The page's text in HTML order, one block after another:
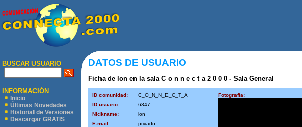
BUSCAR USUARIO
INFORMACIÓN
Inicio
Últimas Novedades
Historial de Versiones
Descargar GRATIS
DATOS DE USUARIO
Ficha de lon en la sala C o n n e c t a 2 0 0 0 - Sala General
ID comunidad: C_O_N_N_E_C_T_A
Fotografía:
ID usuario:
6347
Nickname:
lon
E-mail:
privado